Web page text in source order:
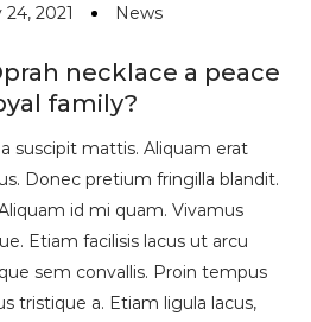
24, 2021 News
necklace a peace
family?
suscipit mattis. Aliquam erat
Donec pretium fringilla blandit.
id mi quam. Vivamus
Etiam facilisis lacus ut arcu
sem convallis. Proin tempus
tristique a. Etiam ligula lacus,